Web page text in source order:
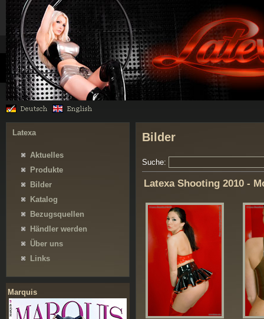
Latexa
Aktuelles
Produkte
Bilder
Katalog
Bezugsquellen
Händler werden
Über uns
Links
Marquis
Bilder
Suche:
Latexa Shooting 2010 -